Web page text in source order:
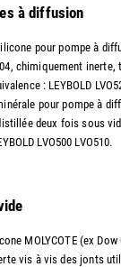
à diffusion
pour pompe à
chimiquement
: LEYBOLD
pour pompe à
deux fois sous
LVO500 LVO510.
MOLYCOTE (ex Dow
vis à vis des jonts